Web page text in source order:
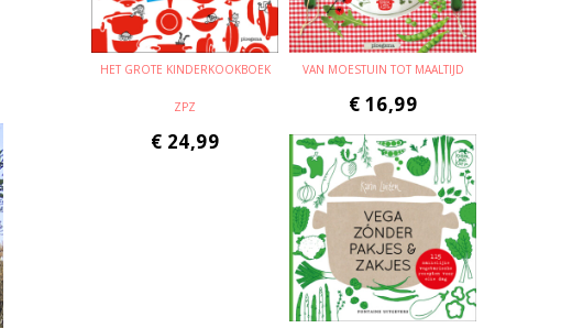
HET GROTE KINDERKOOKBOEK
ZPZ
€ 24,99
VAN MOESTUIN TOT MAALTIJD
€ 16,99